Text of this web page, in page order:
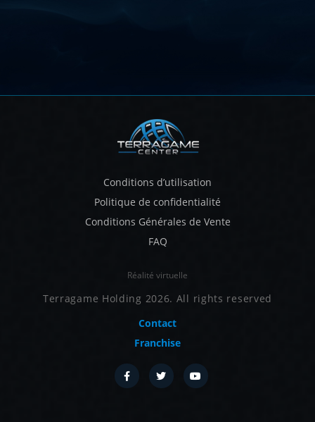
Conditions d’utilisation
Politique de confidentialité
Conditions Générales de Vente
FAQ
Réalité virtuelle
Terragame Holding 2026. All rights reserved
Contact
Franchise